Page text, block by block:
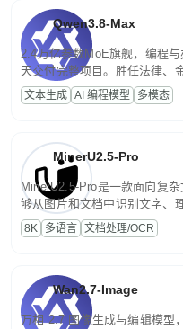
Qwen3.8-Max
2.4万亿参数MoE旗舰，编程
天交付完整项目。胜任法律、
话端到端交付生产级成果。原
程，支持超长文档与长视频的
文本生成 AI 编程模型 多模态
MinerU2.5-Pro
MinerU2.5-Pro是一款面向复
够从图片和文档中识别文字、
为便于存储、检索和二次处理
8K 多语言 文档处理/OCR
Wan2.7-Image
万相 2.7 图像生成与编辑模型